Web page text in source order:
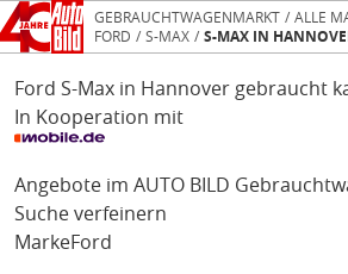
GEBRAUCHTWAGENMARKT
ALLE
FORD
S-MAX S-MAX IN
Ford S-Max in Hannover gebraucht
In Kooperation mit
Angebote im AUTO BILD
Suche verfeinern
MarkeFord